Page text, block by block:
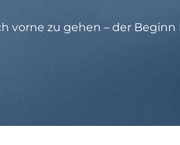
zu gehen – der Beginn